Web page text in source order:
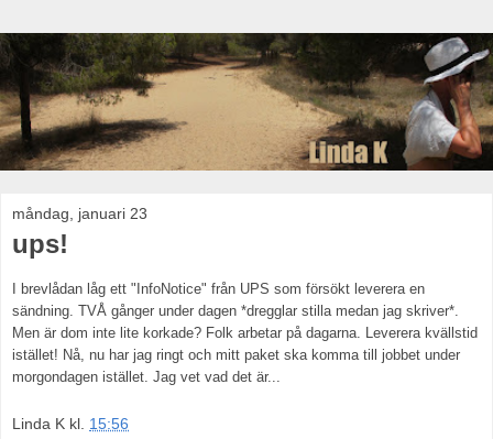
måndag, januari 23
ups!
I brevlådan låg ett "InfoNotice" från UPS som försökt leverera en
sändning. TVÅ gånger under dagen *dregglar stilla medan jag skriver*.
Men är dom inte lite korkade? Folk arbetar på dagarna. Leverera kvällstid
istället! Nå, nu har jag ringt och mitt paket ska komma till jobbet under
morgondagen istället. Jag vet vad det är...
Linda K kl. 15:56